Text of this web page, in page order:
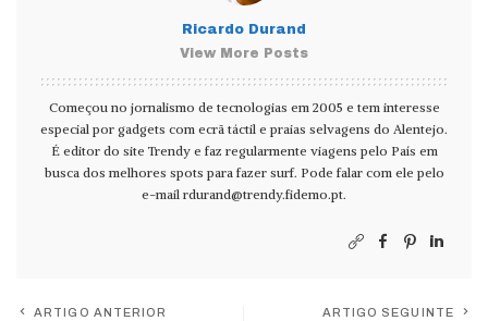
Ricardo Durand
View More Posts
Começou no jornalismo de tecnologias em 2005 e tem interesse
especial por gadgets com ecrã táctil e praias selvagens do Alentejo.
É editor do site Trendy e faz regularmente viagens pelo País em
busca dos melhores spots para fazer surf. Pode falar com ele pelo
e-mail rdurand@trendy.fidemo.pt.
ARTIGO ANTERIOR ARTIGO SEGUINTE